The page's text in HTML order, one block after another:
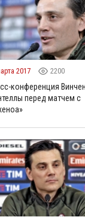
2017 2200
конференция
перед матчем с